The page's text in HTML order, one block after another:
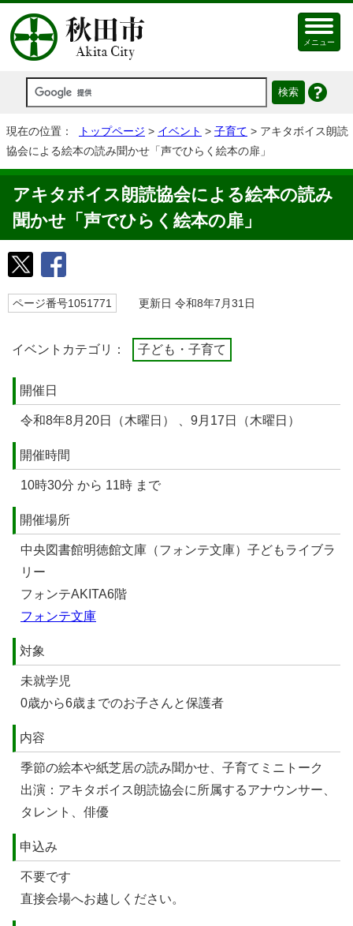
メニュー
現在の位置： トップページ > イベント > 子育て > アキタボイス朗読
協会による絵本の読み聞かせ「声でひらく絵本の扉」
アキタボイス朗読協会による絵本の読み
聞かせ「声でひらく絵本の扉」
ページ番号1051771 更新日 令和8年7月31日
イベントカテゴリ： 子ども・子育て
開催日
令和8年8月20日（木曜日） 、9月17日（木曜日）
開催時間
10時30分 から 11時 まで
開催場所
中央図書館明徳館文庫（フォンテ文庫）子どもライブラ
リー
フォンテAKITA6階
フォンテ文庫
対象
未就学児
0歳から6歳までのお子さんと保護者
内容
季節の絵本や紙芝居の読み聞かせ、子育てミニトーク
出演：アキタボイス朗読協会に所属するアナウンサー、
タレント、俳優
申込み
不要です
直接会場へお越しください。